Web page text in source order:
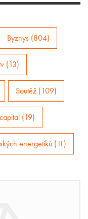
Byznys (804)
(13)
Soutěž (109)
(19)
energetiků (11)